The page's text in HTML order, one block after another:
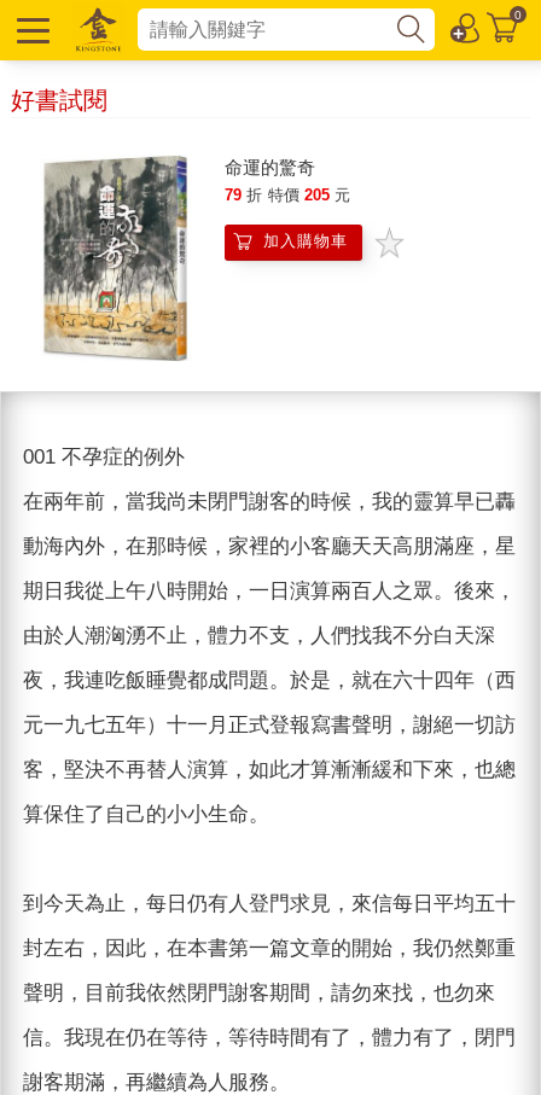
0
好書試閱
命運的驚奇
79 折 特價 205 元
加入購物車
001 不孕症的例外
在兩年前，當我尚未閉門謝客的時候，我的靈算早已轟
動海內外，在那時候，家裡的小客廳天天高朋滿座，星
期日我從上午八時開始，一日演算兩百人之眾。後來，
由於人潮洶湧不止，體力不支，人們找我不分白天深
夜，我連吃飯睡覺都成問題。於是，就在六十四年（西
元一九七五年）十一月正式登報寫書聲明，謝絕一切訪
客，堅決不再替人演算，如此才算漸漸緩和下來，也總
算保住了自己的小小生命。
到今天為止，每日仍有人登門求見，來信每日平均五十
封左右，因此，在本書第一篇文章的開始，我仍然鄭重
聲明，目前我依然閉門謝客期間，請勿來找，也勿來
信。我現在仍在等待，等待時間有了，體力有了，閉門
謝客期滿，再繼續為人服務。